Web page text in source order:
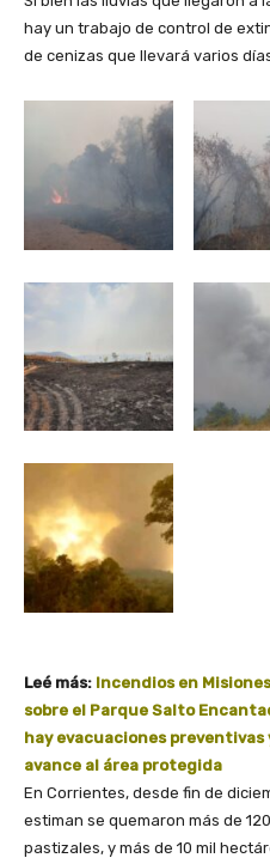
hay un trabajo de control de
de cenizas que llevará varios
Leé más: Incendios en
sobre el Parque Salto
hay evacuaciones
avance al área protegida
En Corrientes, desde fin de
estiman se quemaron más de
pastizales, y más de 10 mil